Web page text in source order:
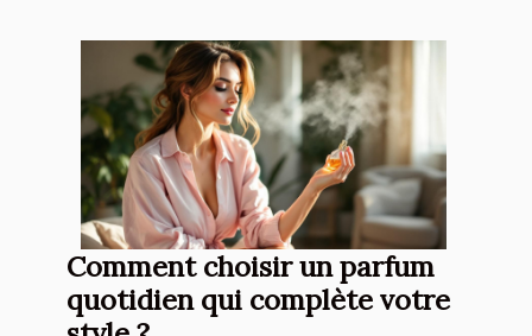
Comment choisir un parfum
quotidien qui complète votre